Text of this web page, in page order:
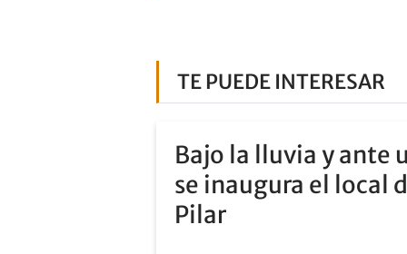
TE PUEDE INTERESAR
Bajo la lluvia y ante
se inaugura el local
Pilar